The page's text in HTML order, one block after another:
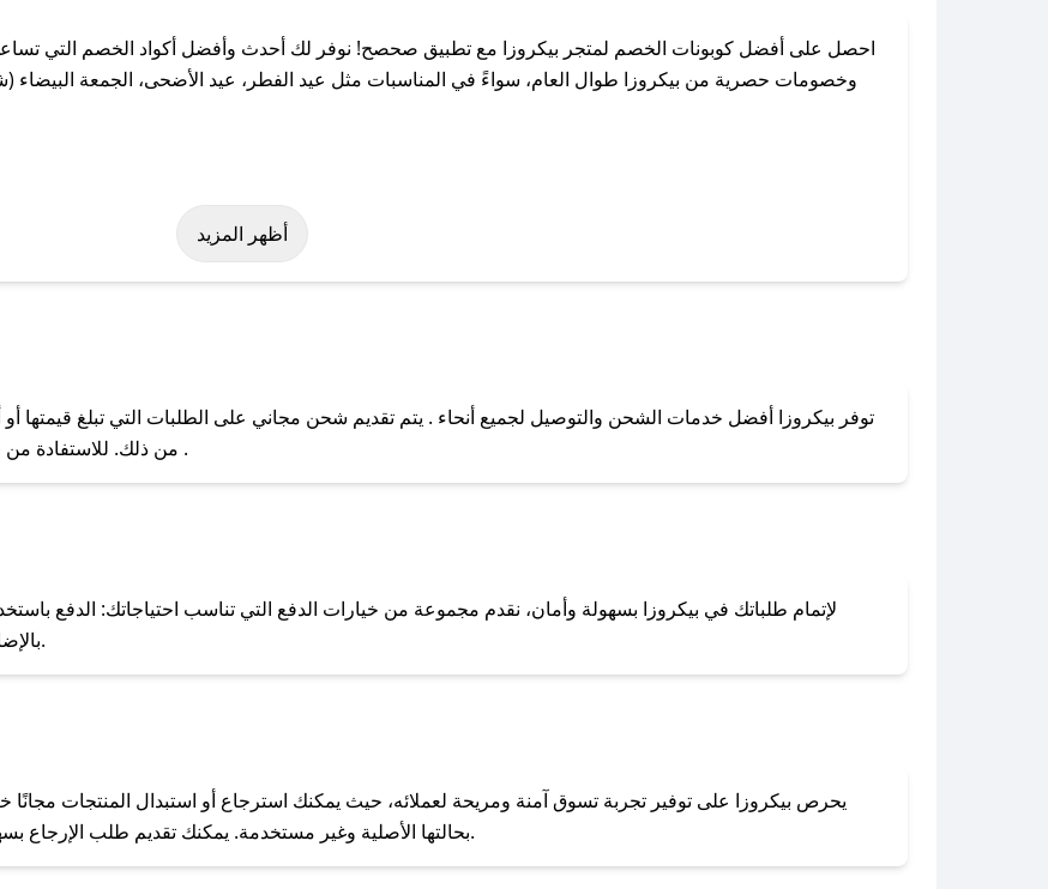
احصل على أفضل كوبونات الخصم لمتجر بيكروزا مع تطبيق صحصح! نوفر لك أحدث وأفضل أكواد الخصم التي
وخصومات حصرية من بيكروزا طوال العام، سواءً في المناسبات مثل عيد الفطر، عيد الأضحى، الجمعة البيضاء
باستخدام تطبيق صحصح، يمكنك العثور بسهولة على كود خصم بيكروزا. وفي حال عدم توفر الكوبون، تواصل
لا تقلق! يمكنك التواصل مع فريق دعم صحصح عبر الرسائل الخاصة على تويتر أو البريد
أظهر المزيد
توفر بيكروزا أفضل خدمات الشحن والتوصيل لجميع أنحاء . يتم تقديم شحن مجاني على الطلبات التي تبلغ قيمتها
من ذلك. للاستفادة من خيار التوصيل السريع، يرجى تقديم طلبك قبل الساعة .
لإتمام طلباتك في بيكروزا بسهولة وأمان، نقدم مجموعة من خيارات الدفع التي تناسب احتياجاتك: الدفع
Apple Pay، بالإضافة إلى إمكانية الدفع بالتقسيط الشهري.
بحالتها الأصلية وغير مستخدمة. يمكنك تقديم طلب الإرجاع بسهولة عبر موقعنا الإلكتروني أو من خلال خدمة العملاء.